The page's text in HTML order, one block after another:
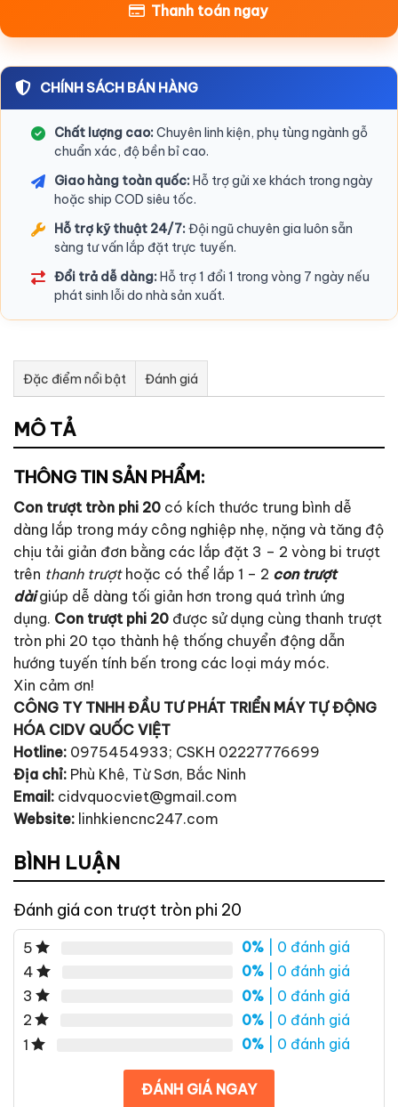
Thanh toán ngay
CHÍNH SÁCH BÁN HÀNG
Chất lượng cao:Chuyên linh kiện, phụ tùng ngành gỗ
chuẩn xác, độ bền bỉ cao.
Giao hàng toàn quốc:Hỗ trợ gửi xe khách trong ngày
hoặc ship COD siêu tốc.
Hỗ trợ kỹ thuật 24/7:Đội ngũ chuyên gia luôn sẵn
sàng tư vấn lắp đặt trực tuyến.
Đổi trả dễ dàng:Hỗ trợ 1 đổi 1 trong vòng 7 ngày nếu
phát sinh lỗi do nhà sản xuất.
Đặc điểm nổi bật Đánh giá
Tư vấn & bán hàng qua Facebook
MÔ TẢ
THÔNG TIN SẢN PHẨM:
Con trượt tròn phi 20 có kích thước trung bình dễ
dàng lắp trong máy công nghiệp nhẹ, nặng và tăng độ
chịu tải giản đơn bằng các lắp đặt 3 – 2 vòng bi trượt
trên thanh trượthoặc có thể lắp 1 – 2 con trượt
dàigiúp dễ dàng tối giản hơn trong quá trình ứng
dụng. Con trượt phi 20 được sử dụng cùng thanh trượt
tròn phi 20 tạo thành hệ thống chuyển động dẫn
hướng tuyến tính bến trong các loại máy móc.
Xin cảm ơn!
CÔNG TY TNHH ĐẦU TƯ PHÁT TRIỂN MÁY TỰ ĐỘNG
HÓA CIDV QUỐC VIỆT
Hotline: 0975454933; CSKH 02227776699
Địa chỉ: Phù Khê, Từ Sơn, Bắc Ninh
Email: cidvquocviet@gmail.com
Website: linhkiencnc247.com
BÌNH LUẬN
Đánh giá con trượt tròn phi 20
5 0% | 0 đánh giá
4
0% | 0 đánh giá
3
0% | 0 đánh giá
2
0% | 0 đánh giá
1
0% | 0 đánh giá
ĐÁNH GIÁ NGAY